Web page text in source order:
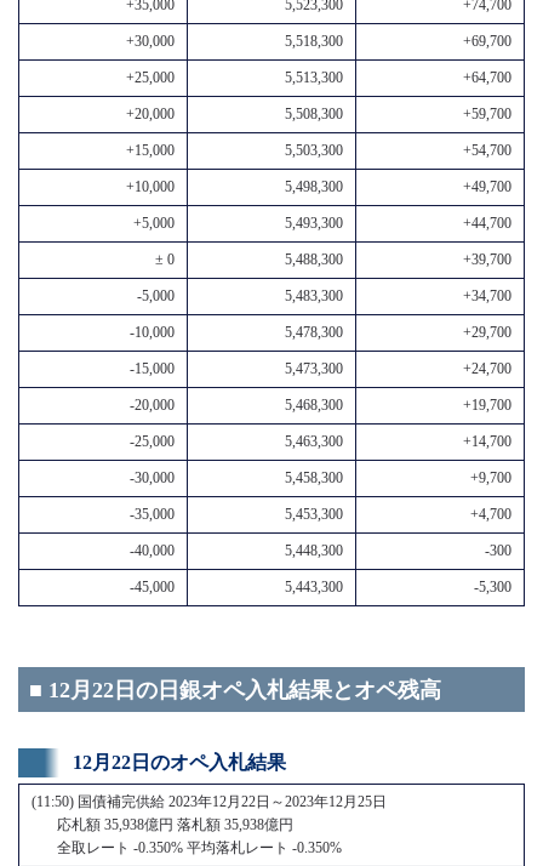
+35,000 5,523,300 +74,700
+30,000 5,518,300 +69,700
+25,000 5,513,300 +64,700
+20,000 5,508,300 +59,700
+15,000 5,503,300 +54,700
+10,000 5,498,300 +49,700
+5,000 5,493,300 +44,700
± 0 5,488,300 +39,700
-5,000 5,483,300 +34,700
-10,000 5,478,300 +29,700
-15,000 5,473,300 +24,700
-20,000 5,468,300 +19,700
-25,000 5,463,300 +14,700
-30,000 5,458,300 +9,700
-35,000 5,453,300 +4,700
-40,000 5,448,300 -300
-45,000 5,443,300 -5,300
■ 12月22日の日銀オペ入札結果とオペ残高
12月22日のオペ入札結果
(11:50) 国債補完供給 2023年12月22日～2023年12月25日
応札額 35,938億円 落札額 35,938億円
全取レート -0.350% 平均落札レート -0.350%